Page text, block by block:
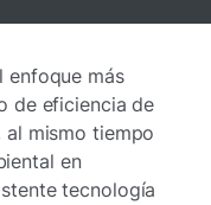
enfoque más
de eficiencia de
mismo tiempo
en
tecnología